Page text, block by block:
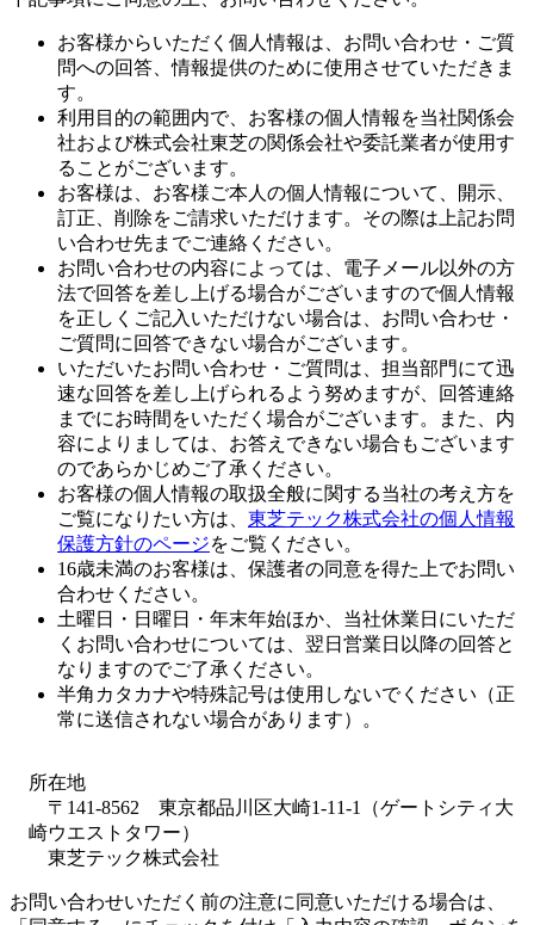
お客様からいただく個人情報は、お問い合わせ・ご質
問への回答、情報提供のために使用させていただきま
す。
利用目的の範囲内で、お客様の個人情報を当社関係会
社および株式会社東芝の関係会社や委託業者が使用す
ることがございます。
お客様は、お客様ご本人の個人情報について、開示、
訂正、削除をご請求いただけます。その際は上記お問
い合わせ先までご連絡ください。
お問い合わせの内容によっては、電子メール以外の方
法で回答を差し上げる場合がございますので個人情報
を正しくご記入いただけない場合は、お問い合わせ・
ご質問に回答できない場合がございます。
いただいたお問い合わせ・ご質問は、担当部門にて迅
速な回答を差し上げられるよう努めますが、回答連絡
までにお時間をいただく場合がございます。また、内
容によりましては、お答えできない場合もございます
のであらかじめご了承ください。
お客様の個人情報の取扱全般に関する当社の考え方を
ご覧になりたい方は、 東芝テック株式会社の個人情報
保護方針のページをご覧ください。
16歳未満のお客様は、保護者の同意を得た上でお問い
合わせください。
土曜日・日曜日・年末年始ほか、当社休業日にいただ
くお問い合わせについては、翌日営業日以降の回答と
なりますのでご了承ください。
半角カタカナや特殊記号は使用しないでください（正
常に送信されない場合があります）。
所在地
〒141-8562 東京都品川区大崎1-11-1（ゲートシティ大
崎ウエストタワー）
東芝テック株式会社
お問い合わせいただく前の注意に同意いただける場合は、